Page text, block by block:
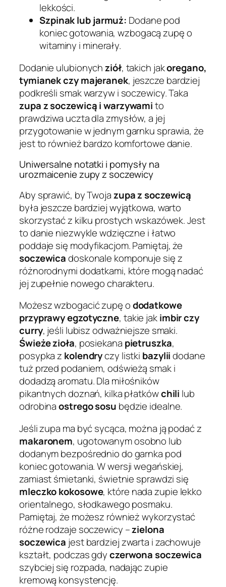
lekkości.
Szpinak lub jarmuż: Dodane pod
koniec gotowania, wzbogacą zupę o
witaminy i minerały.
Dodanie ulubionychziół, takich jakoregano,
tymianek czy majeranek, jeszcze bardziej
podkreśli smak warzyw i soczewicy. Taka
zupa z soczewicą i warzywamito
prawdziwa uczta dla zmysłów, a jej
przygotowanie w jednym garnku sprawia, że
jest to również bardzo komfortowe danie.
Uniwersalne notatki i pomysły na
urozmaicenie zupy z soczewicy
Aby sprawić, by Twojazupa z soczewicą
była jeszcze bardziej wyjątkowa, warto
skorzystać z kilku prostych wskazówek. Jest
to danie niezwykle wdzięczne i łatwo
poddaje się modyfikacjom. Pamiętaj, że
soczewicadoskonale komponuje się z
różnorodnymi dodatkami, które mogą nadać
jej zupełnie nowego charakteru.
Możesz wzbogacić zupę ododatkowe
przyprawy egzotyczne, takie jakimbir czy
curry, jeśli lubisz odważniejsze smaki.
Świeże zioła, posiekana pietruszka,
posypka z kolendryczy listki bazyliidodane
tuż przed podaniem, odświeżą smak i
dodadzą aromatu. Dla miłośników
pikantnych doznań, kilka płatkówchili lub
odrobinaostrego sosu będzie idealne.
Jeśli zupa ma być sycąca, można ją podać z
makaronem, ugotowanym osobno lub
dodanym bezpośrednio do garnka pod
koniec gotowania. W wersji wegańskiej,
zamiast śmietanki, świetnie sprawdzi się
mleczko kokosowe, które nada zupie lekko
orientalnego, słodkawego posmaku.
Pamiętaj, że możesz również wykorzystać
różne rodzaje soczewicy –zielona
soczewica jest bardziej zwarta i zachowuje
kształt, podczas gdyczerwona soczewica
szybciej się rozpada, nadając zupie
kremową konsystencję.